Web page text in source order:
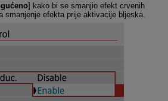
] kako bi se smanjio efekt crvenih
smanjenje efekta prije aktivacije bljeska.